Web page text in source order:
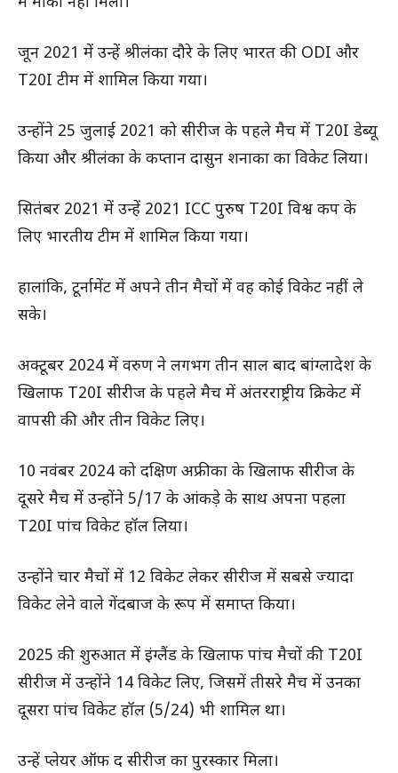
जून 2021 में उन्हें श्रीलंका दौरे के लिए भारत की ODI और
T20I टीम में शामिल किया गया।
उन्होंने 25 जुलाई 2021 को सीरीज के पहले मैच में T20I डेब्यू
किया और श्रीलंका के कप्तान दासुन शनाका का विकेट लिया।
सितंबर 2021 में उन्हें 2021 ICC पुरुष T20I विश्व कप के
लिए भारतीय टीम में शामिल किया गया।
हालांकि, टूर्नामेंट में अपने तीन मैचों में वह कोई विकेट नहीं ले
सके।
अक्टूबर 2024 में वरुण ने लगभग तीन साल बाद बांग्लादेश के
खिलाफ T20I सीरीज के पहले मैच में अंतरराष्ट्रीय क्रिकेट में
वापसी की और तीन विकेट लिए।
10 नवंबर 2024 को दक्षिण अफ्रीका के खिलाफ सीरीज के
दूसरे मैच में उन्होंने 5/17 के आंकड़े के साथ अपना पहला
T20I पांच विकेट हॉल लिया।
उन्होंने चार मैचों में 12 विकेट लेकर सीरीज में सबसे ज्यादा
विकेट लेने वाले गेंदबाज के रूप में समाप्त किया।
2025 की शुरुआत में इंग्लैंड के खिलाफ पांच मैचों की T20I
सीरीज में उन्होंने 14 विकेट लिए, जिसमें तीसरे मैच में उनका
दूसरा पांच विकेट हॉल (5/24) भी शामिल था।
उन्हें प्लेयर ऑफ द सीरीज का पुरस्कार मिला।